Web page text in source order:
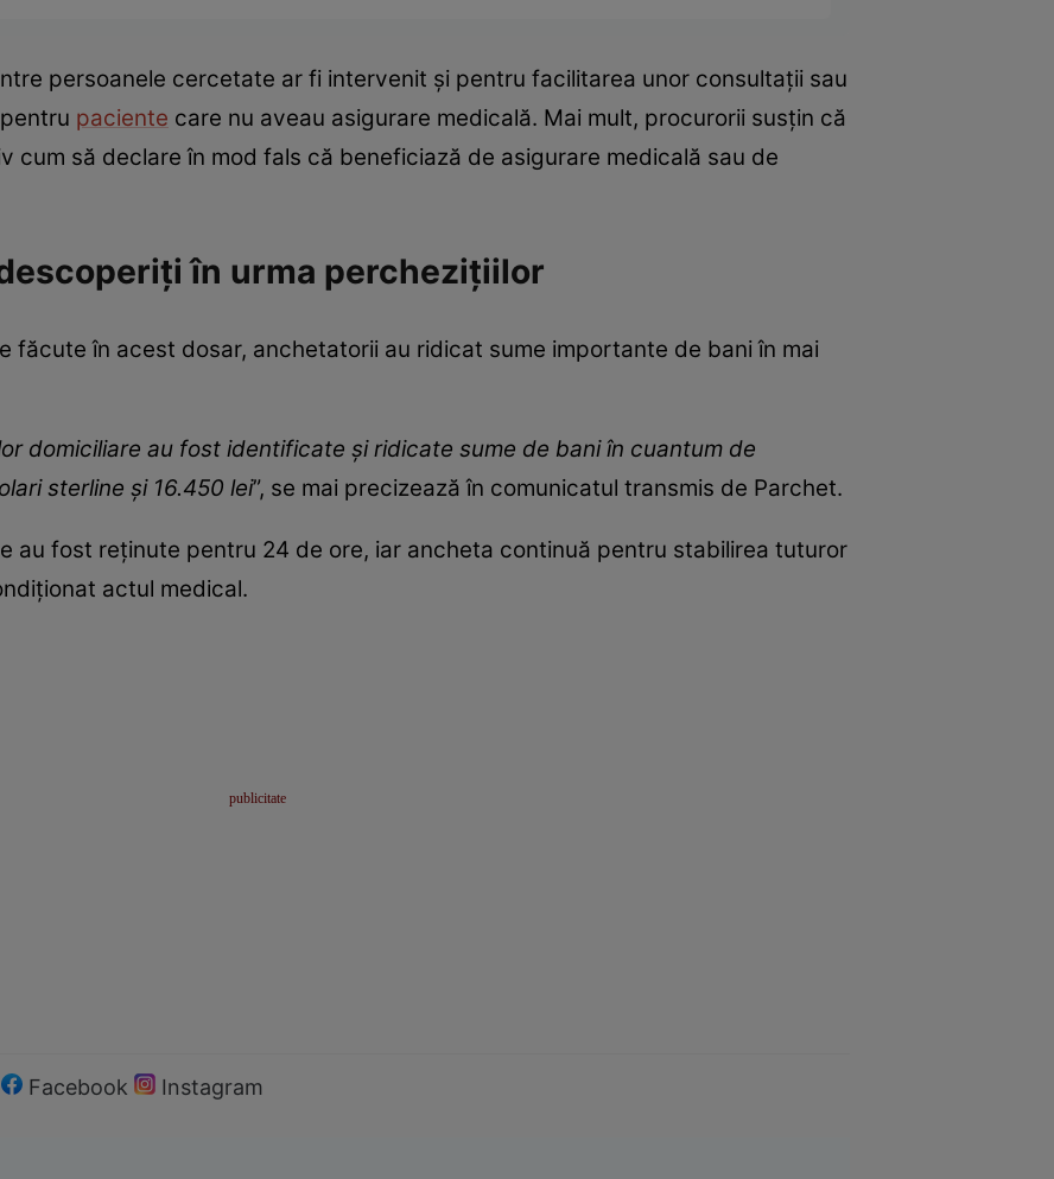
persoanele cercetate ar fi intervenit și pentru facilitarea unor consultații sau
paciente care nu aveau asigurare medicală. Mai mult, procurorii susțin că
cum să declare în mod fals că beneficiază de asigurare medicală sau de
în urma perchezițiilor
făcute în acest dosar, anchetatorii au ridicat sume importante de bani în mai
domiciliare au fost identificate și ridicate sume de bani în cuantum de
sterline și 16.450 lei”, se mai precizează în comunicatul transmis de Parchet.
au fost reținute pentru 24 de ore, iar ancheta continuă pentru stabilirea tuturor
actul medical.
Facebook Instagram